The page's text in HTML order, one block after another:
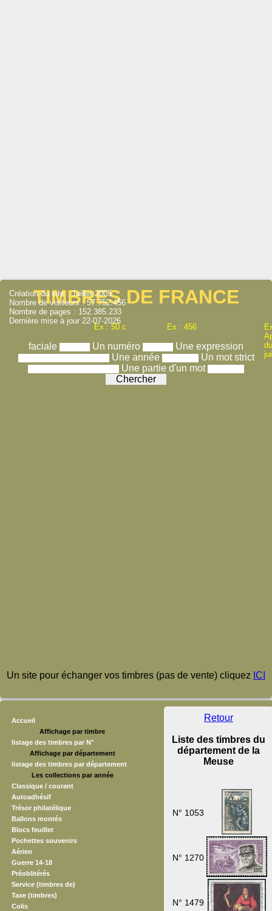
TIMBRES DE FRANCE
Ex : 50 c Ex : 456
faciale Un numéro
Une expression
Une année
Un mot strict
Une partie d'un mot
Création du site : Juillet 2005
Nombre de visiteurs : 57.752.456
Nombre de pages : 152.385.233
Dernière mise à jour 22-07-2026
Un site pour échanger vos timbres (pas de vente) cliquez ICI
Accueil
Affichage par timbre
listage des timbres par N°
Affichage par département
listage des timbres par département
Les collections par année
Classique / courant
Autoadhésif
Trésor philatélique
Ballons montés
Blocs feuillet
Pochettes souvenirs
Aérien
Guerre 14-18
Préoblitérés
Service (timbres de)
Taxe (timbres)
Colis
Retour
Liste des timbres du
département de la
Meuse
N° 1053
N° 1270
N° 1479